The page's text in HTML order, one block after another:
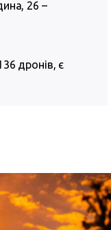
26 –
дронів, є